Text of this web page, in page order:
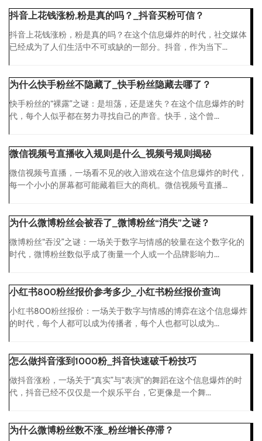
抖音上花钱涨粉,粉是真的吗？_抖音买粉可信？
抖音上花钱涨粉，粉是真的吗？在这个信息爆炸的时代，社交媒体
已经成为了人们生活中不可或缺的一部分。抖音，作为当下...
为什么快手粉丝不隐藏了_快手粉丝隐藏去哪了？
快手粉丝的“裸露”之谜：是坦荡，还是迷失？在这个信息爆炸的时
代，每个人似乎都在努力寻找自己的声音。快手，这个曾...
微信视频号直播收入规则是什么_视频号规则揭秘
微信视频号直播，一场看不见的收入游戏在这个信息爆炸的时代，
每一个小小的屏幕都可能藏着巨大的商机。微信视频号直播...
为什么微博粉丝会被吞了_微博粉丝“消失”之谜？
微博粉丝“吞没”之谜：一场关于数字与情感的较量在这个数字化的
时代，微博粉丝数似乎成了衡量一个人或一个品牌影响力...
小红书800粉丝报价参考多少_小红书粉丝报价查询
小红书800粉丝报价：一场关于数字与情感的博弈在这个信息爆炸
的时代，每个人都可以成为传播者，每个人也都可以成为...
怎么做抖音涨到1000粉_抖音快速破千粉技巧
做抖音涨粉，一场关于“真实”与“表演”的舞蹈在这个信息爆炸的时
代，抖音已经不仅仅是一个娱乐平台，它更像是一个舞...
为什么微博粉丝数不涨_粉丝增长停滞？